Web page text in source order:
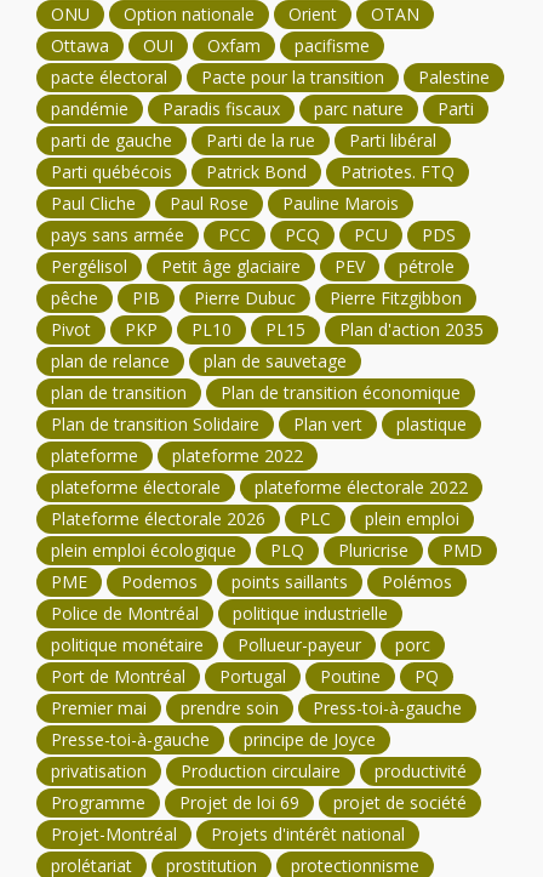
ONU
Option nationale Orient
OTAN
Ottawa
OUI Oxfam
pacifisme
pacte électoral
Pacte pour la transition
Palestine
pandémie
Paradis fiscaux parc nature
Parti
parti de gauche
Parti de la rue
Parti libéral
Parti québécois
Patrick Bond
Patriotes. FTQ
Paul Cliche
Paul Rose
Pauline Marois
pays sans armée
PCC PCQ PCU
PDS
Pergélisol
Petit âge glaciaire PEV
pétrole
pêche
PIB Pierre Dubuc
Pierre Fitzgibbon
Pivot
PKP PL10 PL15
Plan d'action 2035
plan de relance
plan de sauvetage
plan de transition
Plan de transition économique
Plan de transition Solidaire
Plan vert
plastique
plateforme
plateforme 2022
plateforme électorale
plateforme électorale 2022
Plateforme électorale 2026
PLC
plein emploi
plein emploi écologique
PLQ Pluricrise
PMD
PME
Podemos points saillants
Polémos
Police de Montréal
politique industrielle
politique monétaire
Pollueur-payeur
porc
Port de Montréal
Portugal Poutine
PQ
Premier mai
prendre soin
Press-toi-à-gauche
Presse-toi-à-gauche
principe de Joyce
privatisation
Production circulaire
productivité
Programme
Projet de loi 69
projet de société
Projet-Montréal
Projets d'intérêt national
prolétariat
prostitution
protectionnisme